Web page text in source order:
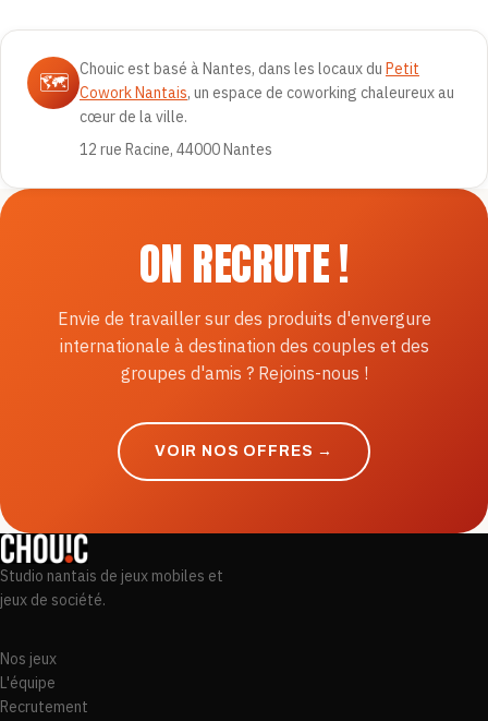
🗺️ Chouic est basé à Nantes, dans les locaux du Petit
Cowork Nantais, un espace de coworking chaleureux au
cœur de la ville.
12 rue Racine, 44000 Nantes
ON RECRUTE !
Envie de travailler sur des produits d'envergure
internationale à destination des couples et des
groupes d'amis ? Rejoins-nous !
VOIR NOS OFFRES →
Studio nantais de jeux mobiles et
jeux de société.
Nos jeux
L'équipe
Recrutement